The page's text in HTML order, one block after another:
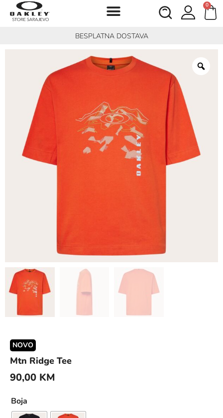
0
BESPLATNA DOSTAVA
NOVO
Mtn Ridge Tee
90,00 KM
Boja